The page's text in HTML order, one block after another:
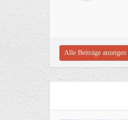
Alle Beiträge anzeigen